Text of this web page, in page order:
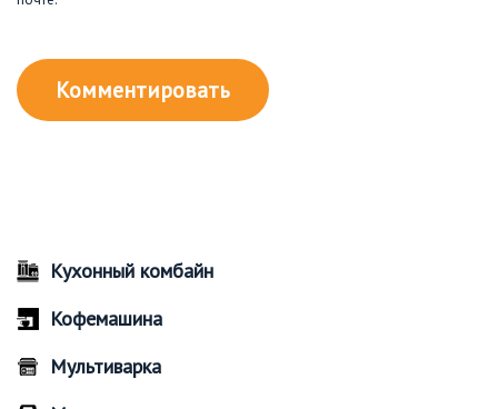
Кухонный комбайн
Кофемашина
Мультиварка